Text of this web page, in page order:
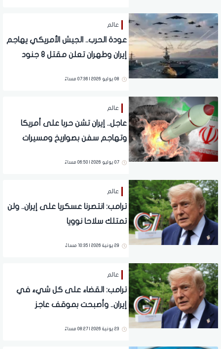
عالم
عودة الحرب.. الجيش الأمريكي يهاجم
إيران وطهران تعلن مقتل 8 جنود
08 يوليو 2026 | 07:36 مساءً
عالم
عاجل.. إيران تشن حربا على أمريكا
وتهاجم سفن بصواريخ ومسيرات
07 يوليو 2026 | 06:50 مساءً
عالم
ترامب: انتصرنا عسكريا على إيران.. ولن
تمتلك سلاحا نوويا
29 يونية 2026 | 10:35 مساءً
عالم
ترامب: القضاء على كل شيء في
إيران.. وأصبحت بموقف عاجز
23 يونية 2026 | 08:27 مساءً